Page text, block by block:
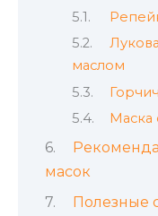
маслом
Маска
масок
Полезные